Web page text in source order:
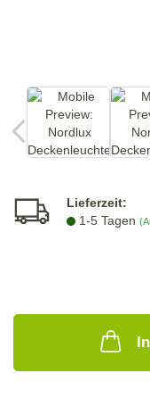
Lieferzeit:
1-5 Tagen